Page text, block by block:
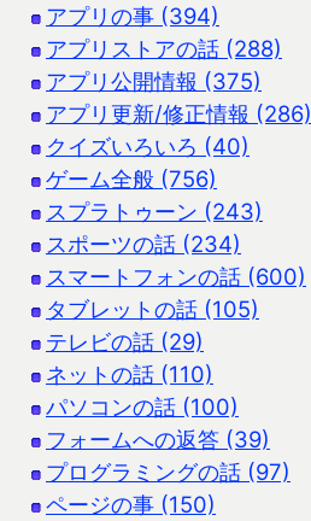
アプリの事 (394)
アプリストアの話 (288)
アプリ公開情報 (375)
アプリ更新/修正情報 (286)
クイズいろいろ (40)
ゲーム全般 (756)
スプラトゥーン (243)
スポーツの話 (234)
スマートフォンの話 (600)
タブレットの話 (105)
テレビの話 (29)
ネットの話 (110)
パソコンの話 (100)
フォームへの返答 (39)
プログラミングの話 (97)
ページの事 (150)